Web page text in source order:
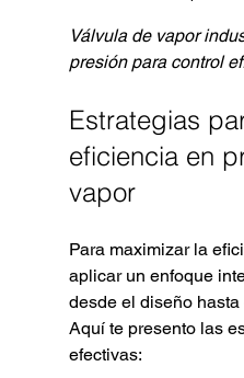
Válvula de vapor
presión para control
Estrategias
eficiencia en
vapor
Para maximizar la
aplicar un enfoque
desde el diseño
Aquí te presento las
efectivas: